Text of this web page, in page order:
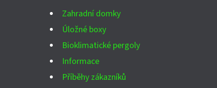
Zahradní domky
Úložné boxy
Bioklimatické pergoly
Informace
Příběhy zákazníků